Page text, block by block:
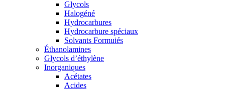
Glycols
Halogéné
Hydrocarbures
Hydrocarbure spéciaux
Solvants Formuiés
Éthanolamines
Glycols d’éthylène
Inorganiques
Acétates
Acides